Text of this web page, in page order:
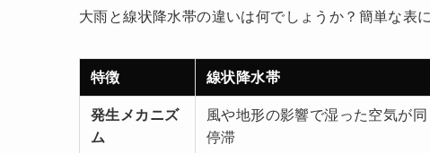
大雨と線状降水帯の違いは何でしょうか？簡単な表
特徴 線状降水帯
発生メカニズ
ム
風や地形の影響で湿った空気が同
停滞